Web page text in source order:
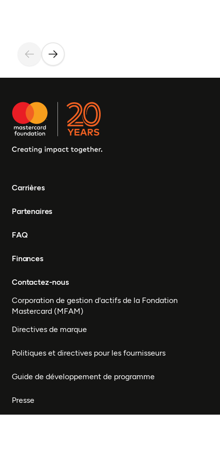
Carrières
Partenaires
FAQ
Finances
Contactez-nous
Corporation de gestion d'actifs de la Fondation
Mastercard (MFAM)
Directives de marque
Politiques et directives pour les fournisseurs
Guide de développement de programme
Presse